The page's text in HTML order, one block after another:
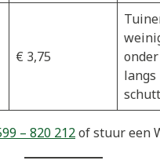
€ 3,75
langs
– 820 212of stuur een